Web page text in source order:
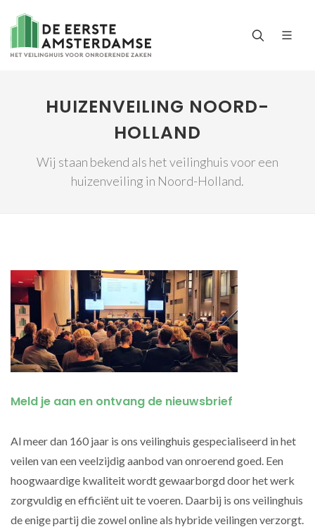
HUIZENVEILING NOORD-
HOLLAND
Wij staan bekend als het veilinghuis voor een
huizenveiling in Noord-Holland.
Meld je aan en ontvang de nieuwsbrief
Al meer dan 160 jaar is ons veilinghuis gespecialiseerd in het
veilen van een veelzijdig aanbod van onroerend goed. Een
hoogwaardige kwaliteit wordt gewaarborgd door het werk
zorgvuldig en efficiënt uit te voeren. Daarbij is ons veilinghuis
de enige partij die zowel online als hybride veilingen verzorgt.